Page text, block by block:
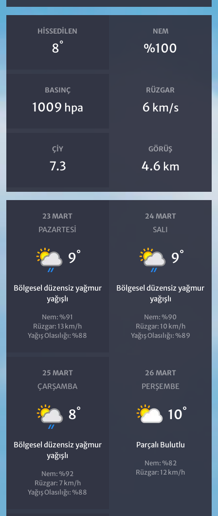
HISSEDILEN
8°
NEM
%100
BASINÇ
1009 hpa
RÜZGAR
6 km/s
ÇIY
7.3
GÖRÜŞ
4.6 km
23 MART
PAZARTESI
9°
Bölgesel düzensiz yağmur
yağışlı
Nem: %91
Rüzgar: 13 km/h
Yağış Olasılığı: %88
24 MART
SALI
9°
Bölgesel düzensiz yağmur
yağışlı
Nem: %90
Rüzgar: 10 km/h
Yağış Olasılığı: %89
25 MART
ÇARŞAMBA
8°
Bölgesel düzensiz yağmur
yağışlı
Nem: %92
Rüzgar: 7 km/h
Yağış Olasılığı: %88
26 MART
PERŞEMBE
10°
Parçalı Bulutlu
Nem: %82
Rüzgar: 12 km/h